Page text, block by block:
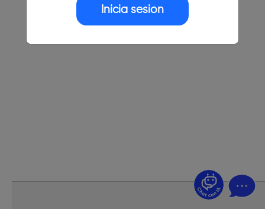
Inicia sesión